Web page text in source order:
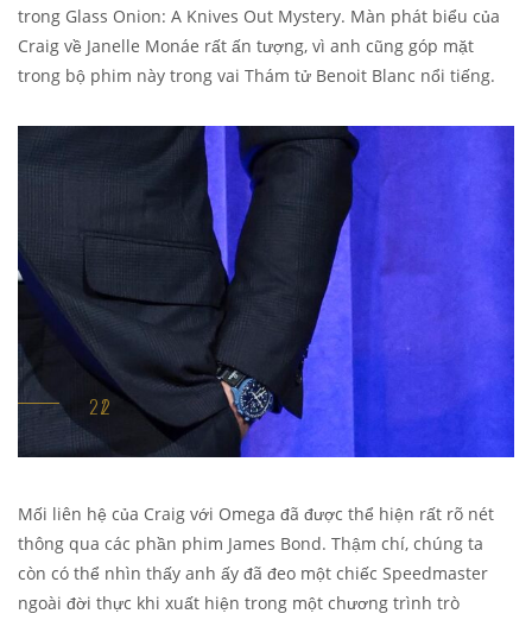
trong Glass Onion: A Knives Out Mystery. Màn phát biểu của
Craig về Janelle Monáe rất ấn tượng, vì anh cũng góp mặt
trong bộ phim này trong vai Thám tử Benoit Blanc nổi tiếng.
Mối liên hệ của Craig với Omega đã được thể hiện rất rõ nét
thông qua các phần phim James Bond. Thậm chí, chúng ta
còn có thể nhìn thấy anh ấy đã đeo một chiếc Speedmaster
ngoài đời thực khi xuất hiện trong một chương trình trò